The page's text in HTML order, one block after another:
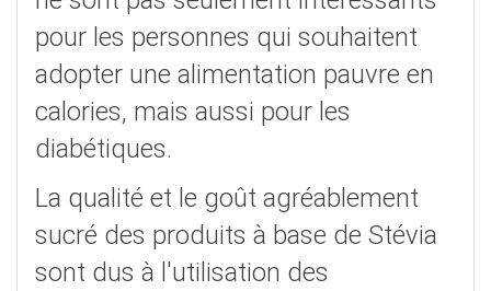
pour les personnes qui souhaitent
adopter une alimentation pauvre en
calories, mais aussi pour les
diabétiques.
La qualité et le goût agréablement
sucré des produits à base de Stévia
sont dus à l'utilisation des